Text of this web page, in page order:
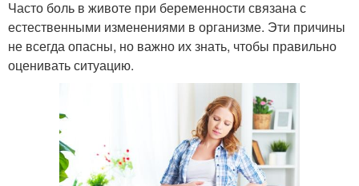
Часто боль в животе при беременности связана с
естественными изменениями в организме. Эти причины
не всегда опасны, но важно их знать, чтобы правильно
оценивать ситуацию.